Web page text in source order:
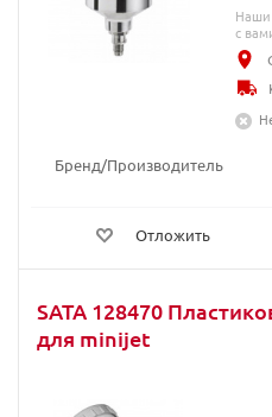
Бренд/Производитель
Отложить
Наши
с
SATA 128470
для minijet